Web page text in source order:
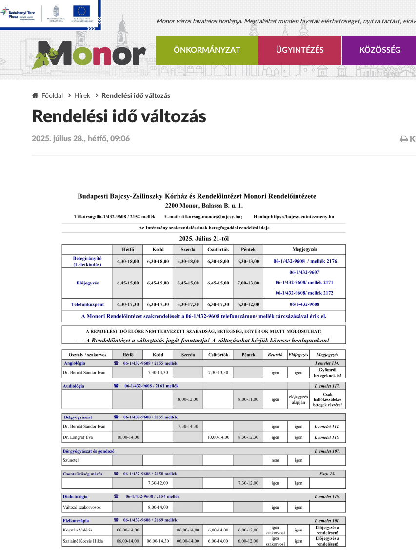
Monor város hivatalos honlapja. Megtalálhat minden hivatali elérhetőséget, nyitva tartást,
ÖNKORMÁNYZAT ÜGYINTÉZÉS KÖZÖSSÉG
Főoldal Hírek Rendelési idő változás
Rendelési idő változás
2025. július 28., hétfő, 09:06